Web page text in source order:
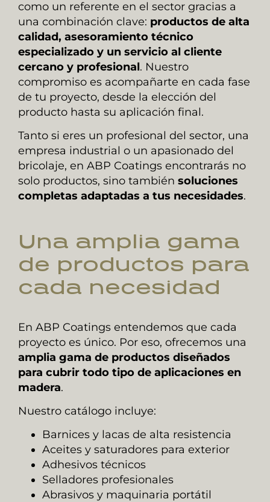
como un referente en el sector gracias a
una combinación clave: productos de alta
calidad, asesoramiento técnico
especializado y un servicio al cliente
cercano y profesional. Nuestro
compromiso es acompañarte en cada fase
de tu proyecto, desde la elección del
producto hasta su aplicación final.
Tanto si eres un profesional del sector, una
empresa industrial o un apasionado del
bricolaje, en ABP Coatings encontrarás no
solo productos, sino también soluciones
completas adaptadas a tus necesidades.
Una amplia gama
de productos para
cada necesidad
En ABP Coatings entendemos que cada
proyecto es único. Por eso, ofrecemos una
amplia gama de productos diseñados
para cubrir todo tipo de aplicaciones en
madera.
Nuestro catálogo incluye:
Barnices y lacas de alta resistencia
Aceites y saturadores para exterior
Adhesivos técnicos
Selladores profesionales
Abrasivos y maquinaria portátil